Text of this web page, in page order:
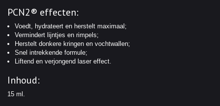
PCN2® effecten:
Voedt, hydrateert en herstelt maximaal;
Vermindert lijntjes en rimpels;
Herstelt donkere kringen en vochtwallen;
Snel intrekkende formule;
Liftend en verjongend laser effect.
Inhoud:
15 ml.